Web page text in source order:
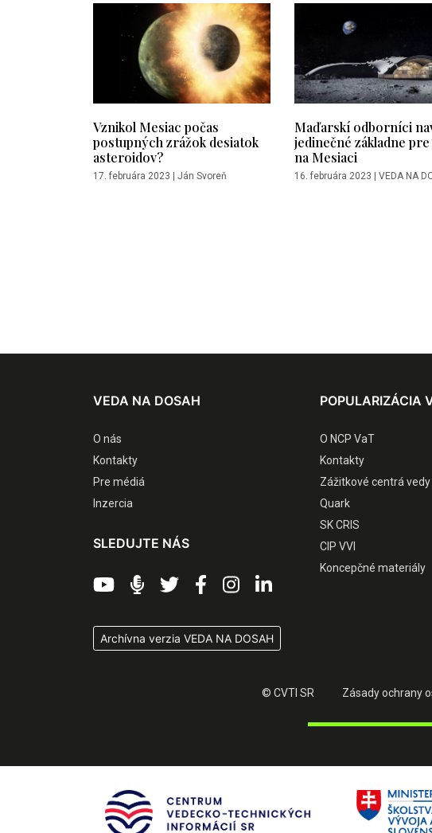
Vznikol Mesiac počas
postupných zrážok desiatok
asteroidov?
17. februára 2023 Ján Svoreň
Maďarskí odborníci
jedinečné základne
na Mesiaci
16. februára 2023 VEDA NA
VEDA NA DOSAH
O nás
Kontakty
Pre médiá
Inzercia
SLEDUJTE NÁS
Archívna verzia VEDA NA DOSAH
POPULARIZÁCIA
O NCP VaT
Kontakty
Zážitkové centrá vedy
Quark
SK CRIS
CIP VVI
Koncepčné materiály
© CVTI SR Zásady ochrany